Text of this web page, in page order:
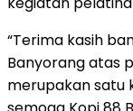
“Terima kasih
Banyorang atas
merupakan satu